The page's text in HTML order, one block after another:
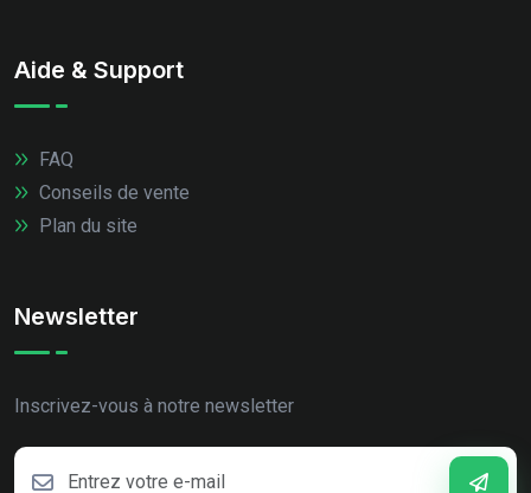
Aide & Support
FAQ
Conseils de vente
Plan du site
Newsletter
Inscrivez-vous à notre newsletter